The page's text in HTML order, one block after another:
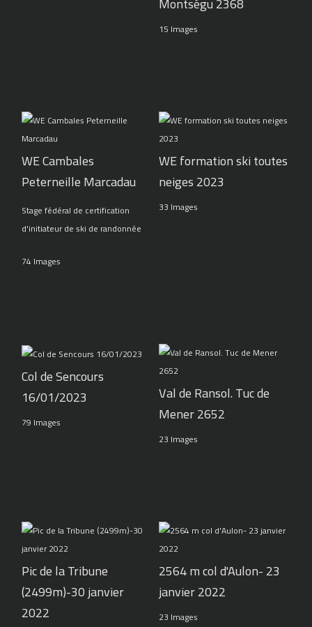
15 Images
WE Cambales
Peterneille Marcadau
Stage fédéral de certification
d'initiateur de ski de randonnée
74 Images
WE formation ski toutes
neiges 2023
33 Images
Col de Sencours
16/01/2023
79 Images
Val de Ransol. Tuc de
Mener 2652
23 Images
Pic de la Tribune
(2499m)-30 janvier
2022
2564 m col d'Aulon- 23
janvier 2022
23 Images